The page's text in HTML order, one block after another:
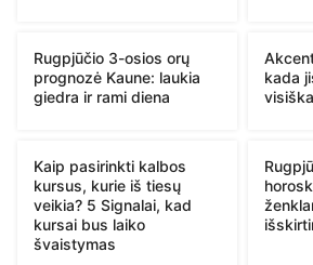
Rugpjūčio 3-osios orų
prognozė Kaune: laukia
giedra ir rami diena
kada
Kaip pasirinkti kalbos
kursus, kurie iš tiesų
veikia? 5 Signalai, kad
kursai bus laiko
švaistymas